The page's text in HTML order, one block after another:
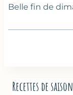
Belle fin de
Recettes de saison